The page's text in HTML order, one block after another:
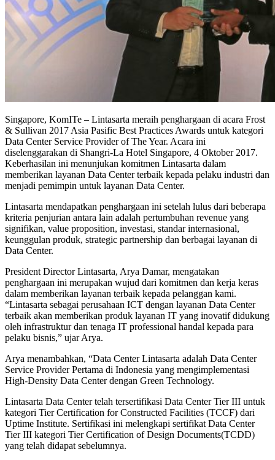
Singapore, KomITe – Lintasarta meraih penghargaan di acara Frost
& Sullivan 2017 Asia Pasific Best Practices Awards untuk kategori
Data Center Service Provider of The Year. Acara ini
diselenggarakan di Shangri-La Hotel Singapore, 4 Oktober 2017.
Keberhasilan ini menunjukan komitmen Lintasarta dalam
memberikan layanan Data Center terbaik kepada pelaku industri dan
menjadi pemimpin untuk layanan Data Center.
Lintasarta mendapatkan penghargaan ini setelah lulus dari beberapa
kriteria penjurian antara lain adalah pertumbuhan revenue yang
signifikan, value proposition, investasi, standar internasional,
keunggulan produk, strategic partnership dan berbagai layanan di
Data Center.
President Director Lintasarta, Arya Damar, mengatakan
penghargaan ini merupakan wujud dari komitmen dan kerja keras
dalam memberikan layanan terbaik kepada pelanggan kami.
“Lintasarta sebagai perusahaan ICT dengan layanan Data Center
terbaik akan memberikan produk layanan IT yang inovatif didukung
oleh infrastruktur dan tenaga IT professional handal kepada para
pelaku bisnis,” ujar Arya.
Arya menambahkan, “Data Center Lintasarta adalah Data Center
Service Provider Pertama di Indonesia yang mengimplementasi
High-Density Data Center dengan Green Technology.
Lintasarta Data Center telah tersertifikasi Data Center Tier III untuk
kategori Tier Certification for Constructed Facilities (TCCF) dari
Uptime Institute. Sertifikasi ini melengkapi sertifikat Data Center
Tier III kategori Tier Certification of Design Documents(TCDD)
yang telah didapat sebelumnya.